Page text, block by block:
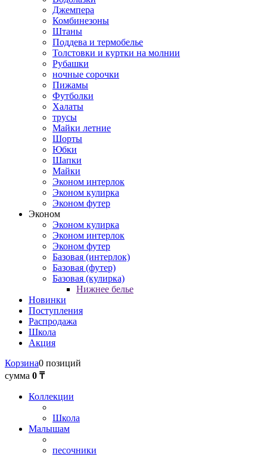
Джемпера
Комбинезоны
Штаны
Поддева и термобелье
Толстовки и куртки на молнии
Рубашки
ночные сорочки
Пижамы
Футболки
Халаты
трусы
Майки летние
Шорты
Юбки
Шапки
Майки
Эконом интерлок
Эконом кулирка
Эконом футер
Эконом
Эконом кулирка
Эконом интерлок
Эконом футер
Базовая (интерлок)
Базовая (футер)
Базовая (кулирка)
Нижнее белье
Новинки
Поступления
Распродажа
Школа
Акция
Корзина0 позиций
сумма 0 ₸
Коллекции
Школа
Малышам
песочники